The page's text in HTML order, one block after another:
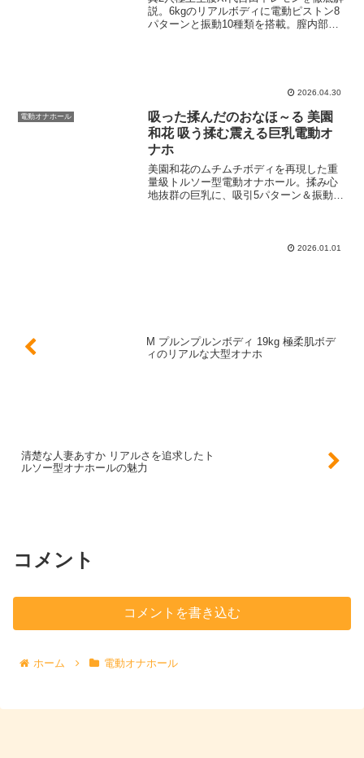
説。6kgのリアルボディに電動ピストン8
パターンと振動10種類を搭載。膣内部の
2026.04.30
電動オナホール
吸った揉んだのおなほ～る 美園
和花 吸う揉む震える巨乳電動オ
ナホ
美園和花のムチムチボディを再現した重
量級トルソー型電動オナホール。揉み心
地抜群の巨乳に、吸引5パターン＆振動9
2026.01.01
M プルンプルンボディ 19kg 極柔肌ボデ
ィのリアルな大型オナホ
清楚な人妻あすか リアルさを追求したト
ルソー型オナホールの魅力
コメント
コメントを書き込む
ホーム 電動オナホール